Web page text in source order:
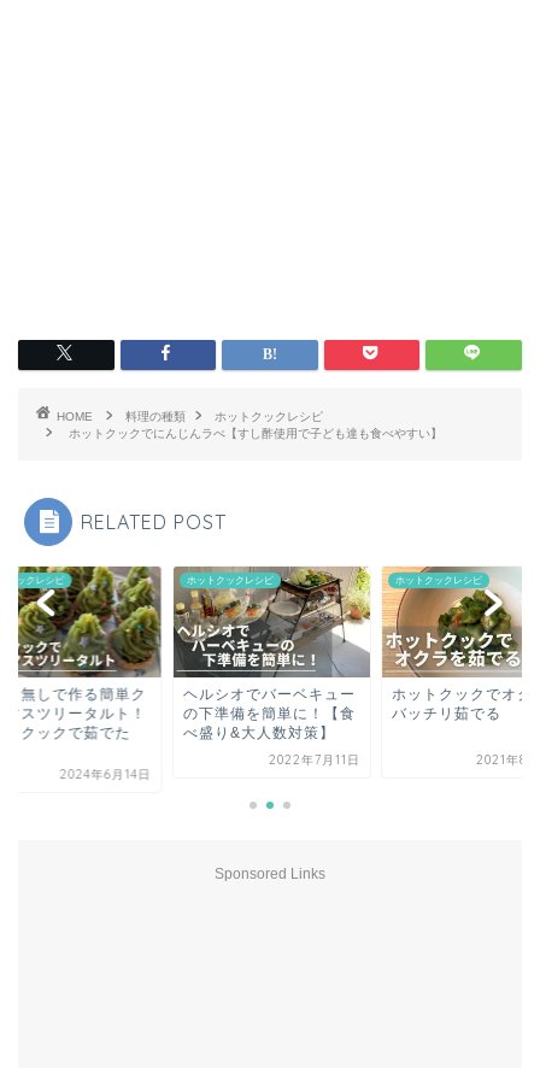
HOME 料理の種類
ホットクックレシピ
ホットクックでにんじんラぺ【すし酢使用で子ども達も食べやすい】
RELATED POST
クックレシピ
シオでバーベキュー
準備を簡単に！【食
り&大人数対策】
ホットクックレシピ
ホットクックでオクラを
バッチリ茹でる
2021年8月29日
ホットクックレシピ
裏ごし無しで作る簡
リスマスツリータル
Sponsored Links